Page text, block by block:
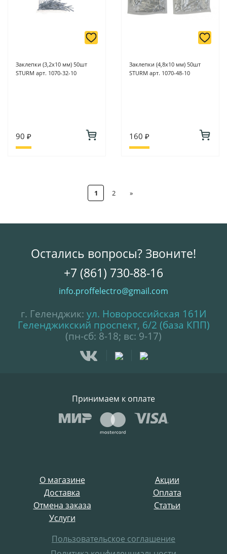
Заклепки (3,2х10 мм) 50шт
STURM арт. 1070-32-10
90 ₽
Заклепки (4,8х10 мм) 50шт
STURM арт. 1070-48-10
160 ₽
1 2 »
О магазине
Акции
Доставка
Оплата
Отмена заказа
Статьи
Услуги
Пользовательское соглашение
Остались вопросы? Звоните!
+7 (861) 730-88-16
info.proffelectro@gmail.com
г. Геленджик: ул. Новороссийская 161И
Геленджикский проспект, 6/2 (база КПП)
(пн-сб: 8-18; вс: 9-17)
Принимаем к оплате